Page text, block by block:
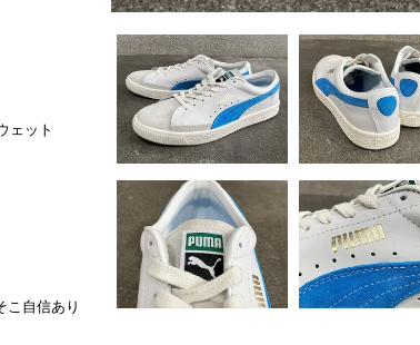
ェット
こ自信あり